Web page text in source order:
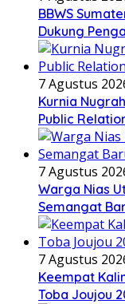
BBWS
Dukung
7 Agustus
Kurnia
Public
7 Agustus
Warga Nias
Semangat
7 Agustus
Keempat
Toba Joujou